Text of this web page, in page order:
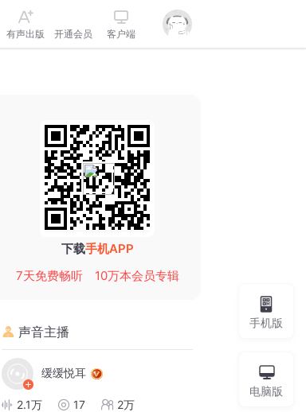
有声出版 开通会员 客户端
下载手机APP
7天免费畅听
10万本会员专辑
声音主播
缓缓悦耳
2.1万 17 2万
手机版
电脑版